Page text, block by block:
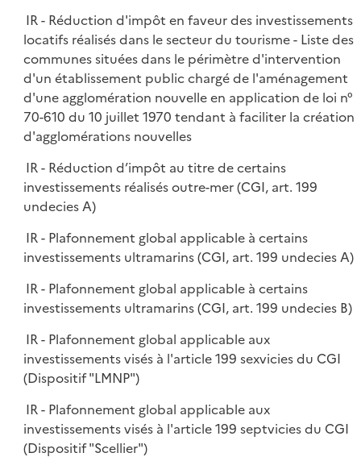
IR - Réduction d'impôt en faveur des investissements
locatifs réalisés dans le secteur du tourisme - Liste des
communes situées dans le périmètre d'intervention
d'un établissement public chargé de l'aménagement
d'une agglomération nouvelle en application de loi n°
70-610 du 10 juillet 1970 tendant à faciliter la création
d'agglomérations nouvelles
IR - Réduction d’impôt au titre de certains
investissements réalisés outre-mer (CGI, art. 199
undecies A)
IR - Plafonnement global applicable à certains
investissements ultramarins (CGI, art. 199 undecies A)
IR - Plafonnement global applicable à certains
investissements ultramarins (CGI, art. 199 undecies B)
IR - Plafonnement global applicable aux
investissements visés à l'article 199 sexvicies du CGI
(Dispositif "LMNP")
IR - Plafonnement global applicable aux
investissements visés à l'article 199 septvicies du CGI
(Dispositif "Scellier")